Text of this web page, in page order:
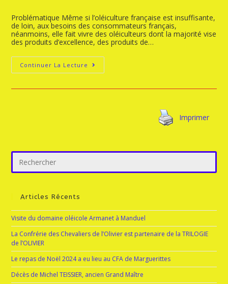
Problématique Même si l’oléiculture française est insuffisante,
de loin, aux besoins des consommateurs français,
néanmoins, elle fait vivre des oléiculteurs dont la majorité vise
des produits d’excellence, des produits de…
Continuer La Lecture
Imprimer
Articles Récents
Visite du domaine oléicole Armanet à Manduel
La Confrérie des Chevaliers de l’Olivier est partenaire de la TRILOGIE
de l’OLIVIER
Le repas de Noël 2024 a eu lieu au CFA de Marguerittes
Décès de Michel TEISSIER, ancien Grand Maître